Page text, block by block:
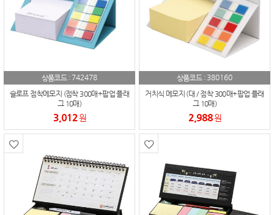
상품코드 : 742478
슬로프 점착메모지 (점착 300매+팝업 플래
그 10매)
3,012원
상품코드 : 380160
거치식 메모지 (대 / 점착 300매+팝업 플래
그 10매)
2,988원